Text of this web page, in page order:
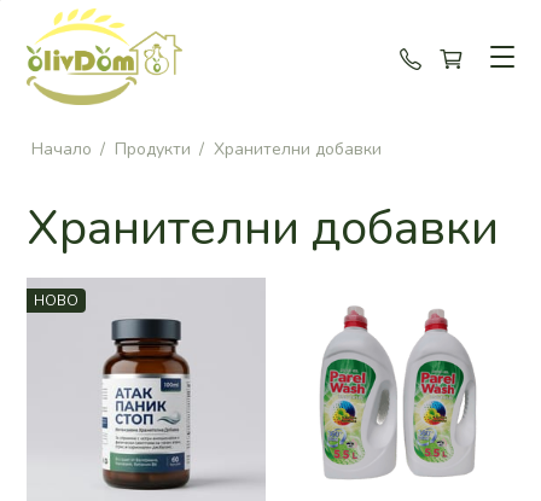
+359 88
Начало / Продукти / Хранителни добавки
Хранителни добавки
НОВО